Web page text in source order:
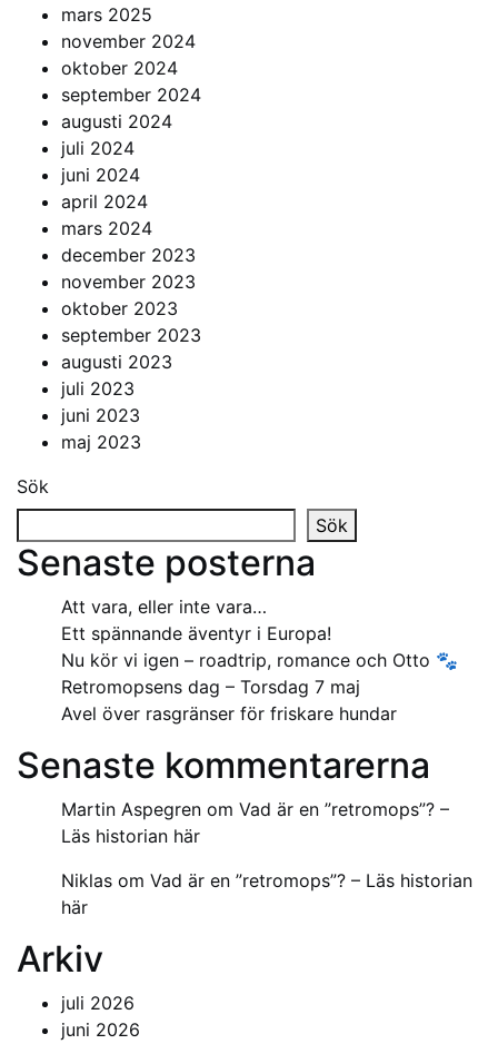
mars 2025
november 2024
oktober 2024
september 2024
augusti 2024
juli 2024
juni 2024
april 2024
mars 2024
december 2023
november 2023
oktober 2023
september 2023
augusti 2023
juli 2023
juni 2023
maj 2023
Sök
Sök
Senaste posterna
Att vara, eller inte vara…
Ett spännande äventyr i Europa!
Nu kör vi igen – roadtrip, romance och Otto 🐾
Retromopsens dag – Torsdag 7 maj
Avel över rasgränser för friskare hundar
Senaste kommentarerna
Martin Aspegren om Vad är en ”retromops”? –
Läs historian här
Niklas om Vad är en ”retromops”? – Läs historian
här
Arkiv
juli 2026
juni 2026